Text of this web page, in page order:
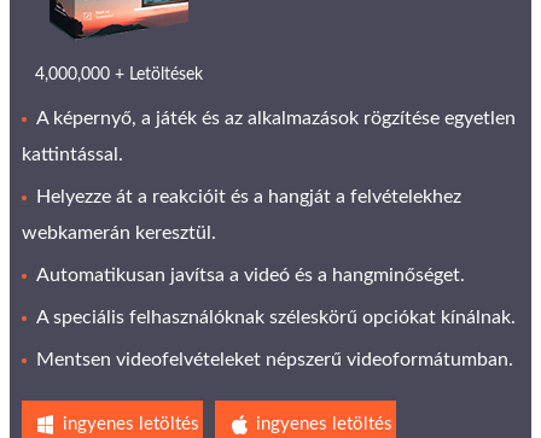
4,000,000 + Letöltések
A képernyő, a játék és az alkalmazások rögzítése egyetlen
kattintással.
Helyezze át a reakcióit és a hangját a felvételekhez
webkamerán keresztül.
Automatikusan javítsa a videó és a hangminőséget.
A speciális felhasználóknak széleskörű opciókat kínálnak.
Mentsen videofelvételeket népszerű videoformátumban.
ingyenes letöltés ingyenes letöltés